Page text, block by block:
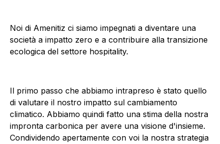
Noi di Amenitiz ci siamo impegnati a diventare una
società a impatto zero e a contribuire alla transizione
ecologica del settore hospitality.
Il primo passo che abbiamo intrapreso è stato quello
di valutare il nostro impatto sul cambiamento
climatico. Abbiamo quindi fatto una stima della nostra
impronta carbonica per avere una visione d'insieme.
Condividendo apertamente con voi la nostra strategia